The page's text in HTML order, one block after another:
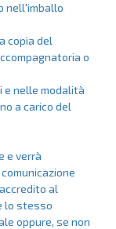
nell'imballo
copia del
o
e nelle modalità
a carico del
e verrà
al
lo stesso
oppure, se non